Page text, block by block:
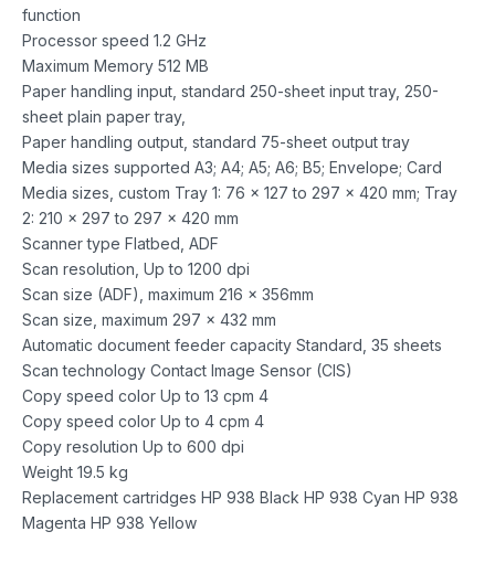
function
Processor speed 1.2 GHz
Maximum Memory 512 MB
Paper handling input, standard 250-sheet input tray, 250-
sheet plain paper tray,
Paper handling output, standard 75-sheet output tray
Media sizes supported A3; A4; A5; A6; B5; Envelope; Card
Media sizes, custom Tray 1: 76 x 127 to 297 x 420 mm; Tray
2: 210 x 297 to 297 x 420 mm
Scanner type Flatbed, ADF
Scan resolution, Up to 1200 dpi
Scan size (ADF), maximum 216 x 356mm
Scan size, maximum 297 x 432 mm
Automatic document feeder capacity Standard, 35 sheets
Scan technology Contact Image Sensor (CIS)
Copy speed color Up to 13 cpm 4
Copy speed color Up to 4 cpm 4
Copy resolution Up to 600 dpi
Weight 19.5 kg
Replacement cartridges HP 938 Black HP 938 Cyan HP 938
Magenta HP 938 Yellow